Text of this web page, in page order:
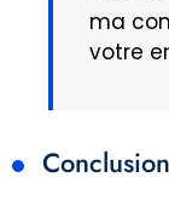
ma
votre